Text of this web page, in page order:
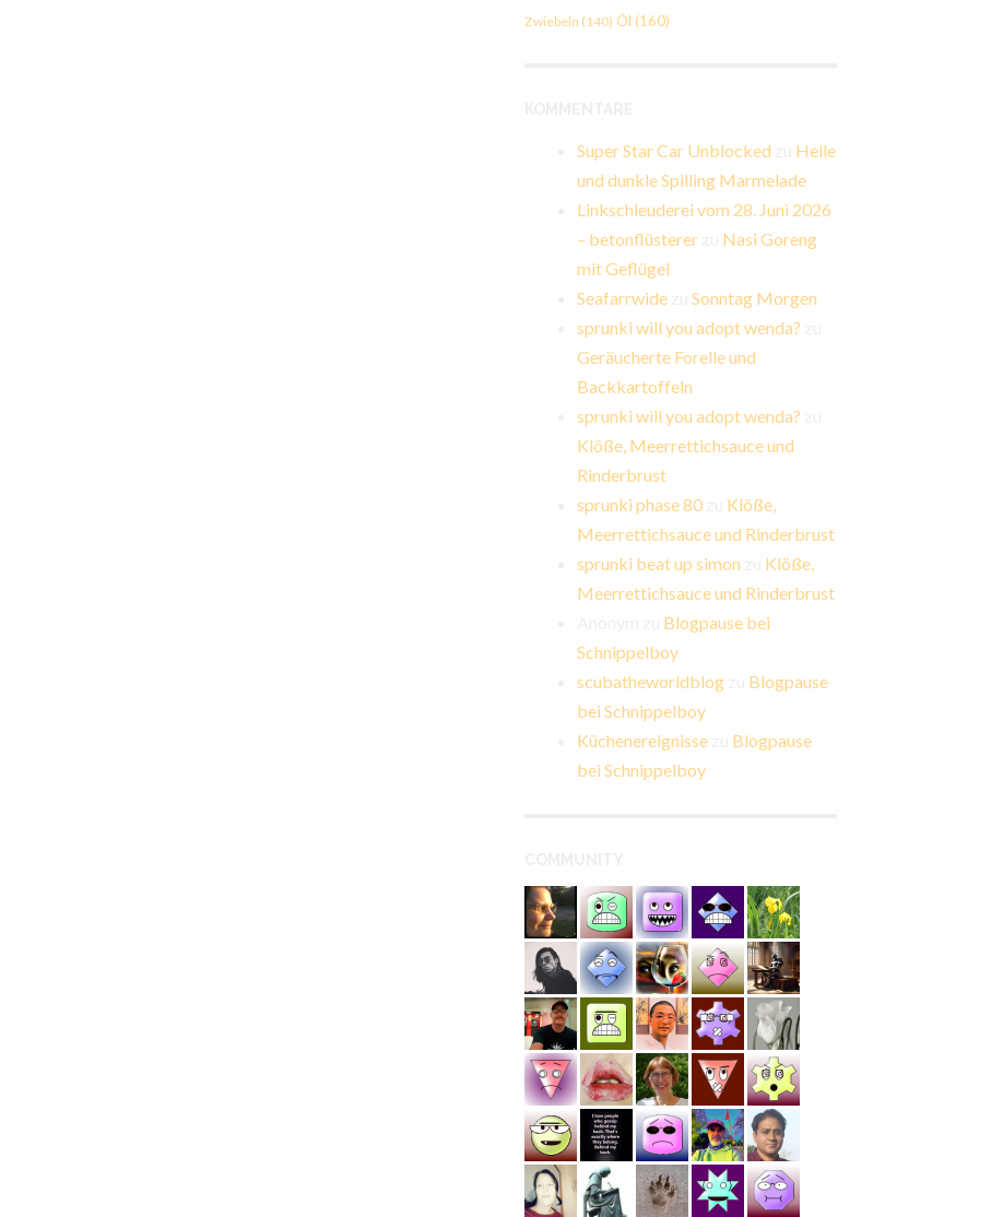
Zwiebeln (140) Öl (160)
Super Star Car Unblocked
Helle
und dunkle Spilling Marmelade
Linkschleuderei vom 28. Juni 2026
– betonflüsterer
Nasi Goreng
mit Geflügel
Seafarrwide
Sonntag Morgen
sprunki will you adopt wenda?
Geräucherte Forelle und
Backkartoffeln
sprunki will you adopt wenda?
Klöße, Meerrettichsauce und
Rinderbrust
sprunki phase 80
Klöße,
Meerrettichsauce und Rinderbrust
sprunki beat up simon
Klöße,
Meerrettichsauce und Rinderbrust
Blogpause bei
Schnippelboy
scubatheworldblog
Blogpause
bei Schnippelboy
Küchenereignisse
Blogpause
bei Schnippelboy